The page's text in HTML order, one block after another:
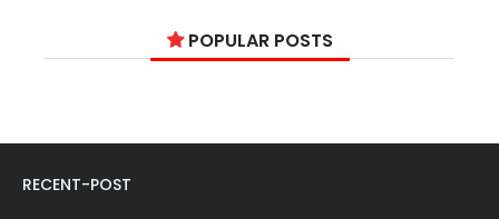
POPULAR POSTS
RECENT-POST